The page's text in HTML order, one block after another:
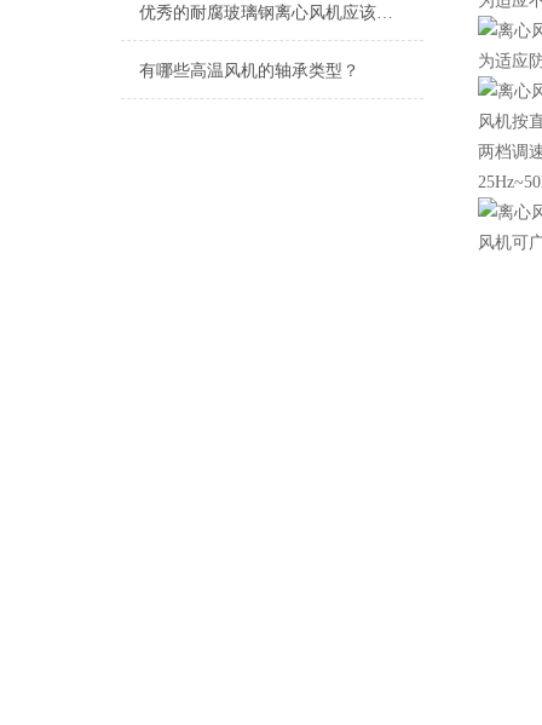
优秀的耐腐玻璃钢离心风机应该具备以下特点
有哪些高温风机的轴承类型？
为适应
风机按
两档调
风机可